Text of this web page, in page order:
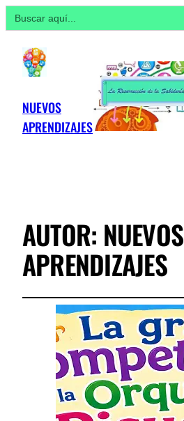
Buscar:
NUEVOS
APRENDIZAJES
AUTOR: NUEVOS
APRENDIZAJES